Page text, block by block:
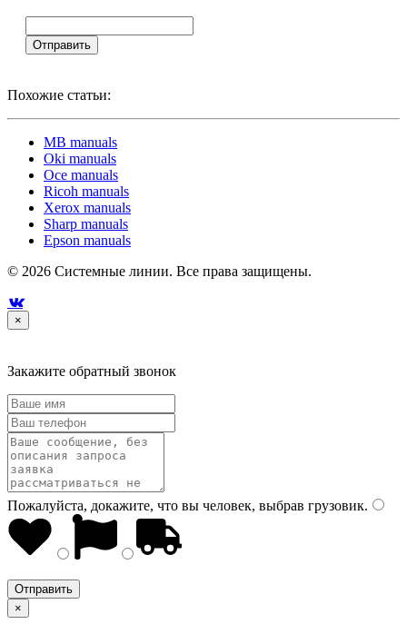
Похожие статьи:
MB manuals
Oki manuals
Oce manuals
Ricoh manuals
Xerox manuals
Sharp manuals
Epson manuals
© 2026 Системные линии. Все права защищены.

×
Закажите обратный звонок
Пожалуйста, докажите, что вы человек, выбрав грузовик.
×